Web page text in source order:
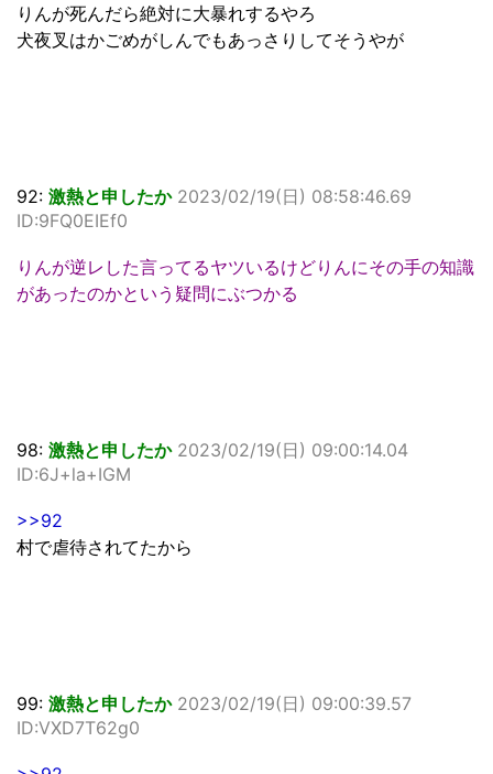
りんが死んだら絶対に大暴れするやろ
犬夜叉はかごめがしんでもあっさりしてそうやが
92: 激熱と申したか 2023/02/19(日) 08:58:46.69
ID:9FQ0EIEf0
りんが逆レした言ってるヤツいるけどりんにその手の知識
があったのかという疑問にぶつかる
98: 激熱と申したか 2023/02/19(日) 09:00:14.04
ID:6J+la+IGM
>>92
村で虐待されてたから
99: 激熱と申したか 2023/02/19(日) 09:00:39.57
ID:VXD7T62g0